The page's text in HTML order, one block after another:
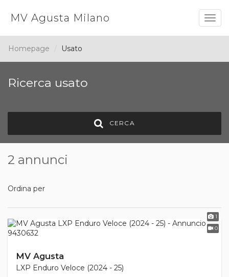
MV Agusta Milano
Homepage Usato
Ricerca usato
CERCA
2 annunci
Ordina per
1
0
MV Agusta
LXP Enduro Veloce (2024 - 25)